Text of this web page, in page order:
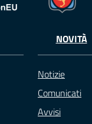
NOVITÀ
Notizie
Comunicati
Avvisi